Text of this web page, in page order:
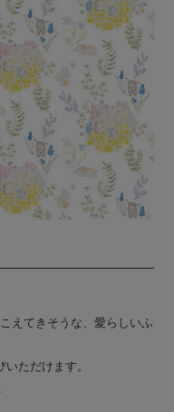
えてきそうな、愛らしいふ
ただけます。